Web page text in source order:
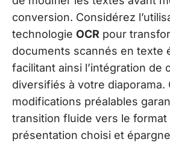
conversion. Considérez
technologie OCR pour
documents scannés en texte
facilitant ainsi l’intégration de
diversifiés à votre diaporama.
modifications préalables
transition fluide vers le format
présentation choisi et